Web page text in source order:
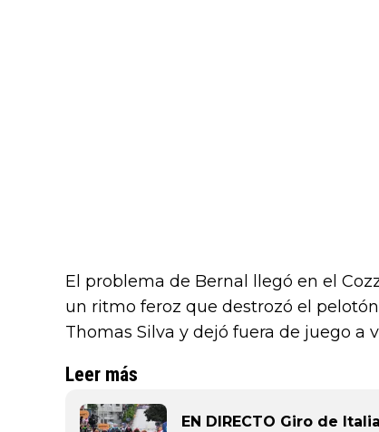
El problema de Bernal llegó en el
un ritmo feroz que destrozó el
Thomas Silva y dejó fuera de juego a
Leer más
EN DIRECTO Giro de